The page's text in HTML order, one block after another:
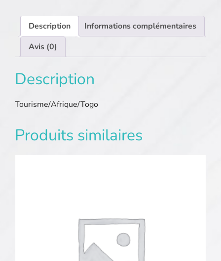
Description
Informations complémentaires
Avis (0)
Description
Tourisme/Afrique/Togo
Produits similaires